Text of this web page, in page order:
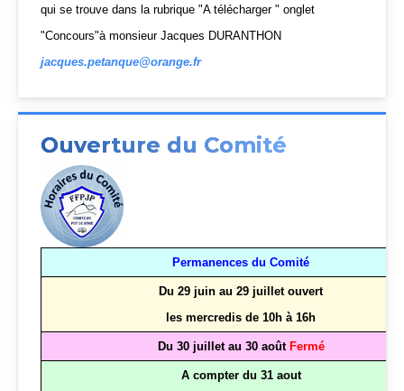
qui se trouve dans la rubrique "A télécharger " onglet
"Concours"à monsieur Jacques DURANTHON
jacques.petanque@orange.fr
Ouverture du Comité
Permanences du Comité
Du 29 juin au 29 juillet ouvert
les mercredis de 10h à 16h
Du 30 juillet au 30 août Fermé
A compter du 31 aout